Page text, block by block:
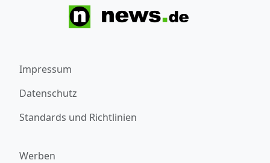
Impressum
Datenschutz
Standards und Richtlinien
Werben